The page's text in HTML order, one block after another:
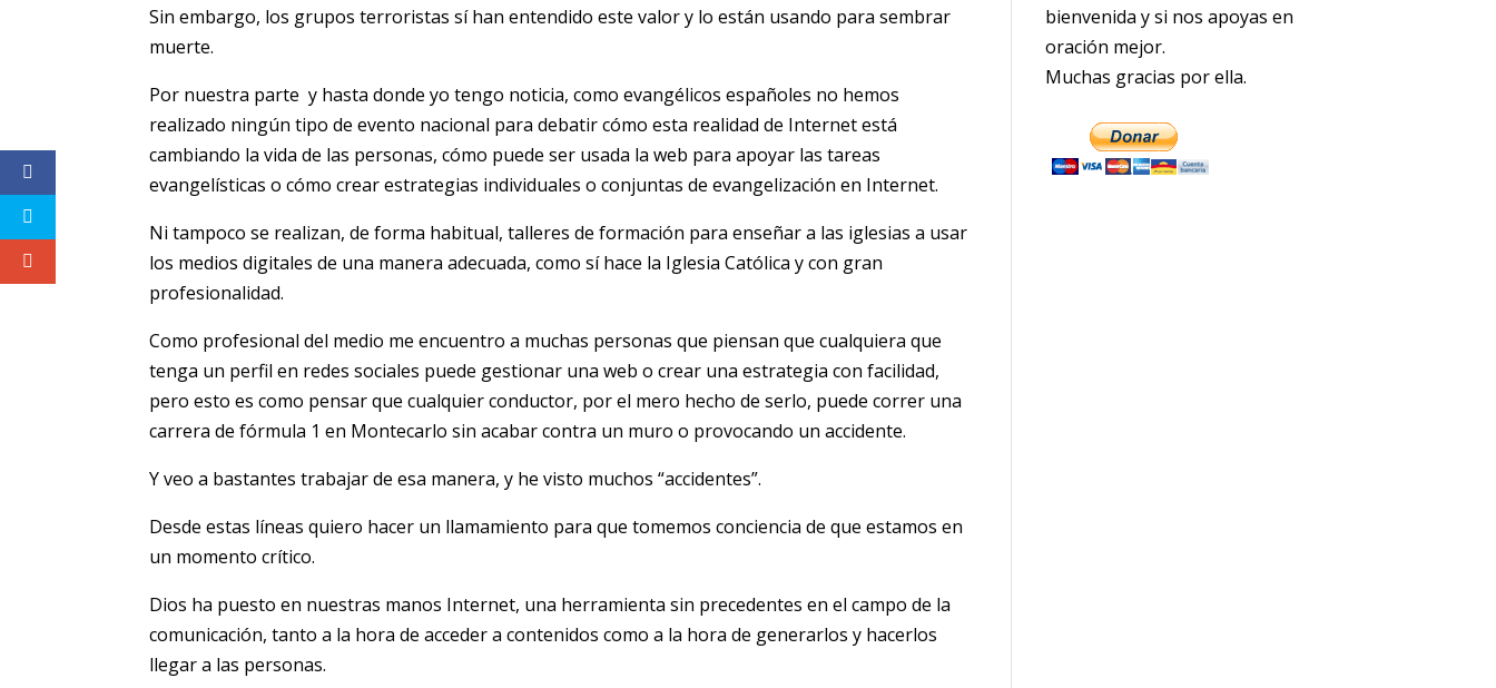
Sin embargo, los grupos terroristas sí han entendido este valor y lo están usando para sembrar
muerte.
Por nuestra parte y hasta donde yo tengo noticia, como evangélicos españoles no hemos
realizado ningún tipo de evento nacional para debatir cómo esta realidad de Internet está
cambiando la vida de las personas, cómo puede ser usada la web para apoyar las tareas
evangelísticas o cómo crear estrategias individuales o conjuntas de evangelización en Internet.
Ni tampoco se realizan, de forma habitual, talleres de formación para enseñar a las iglesias a usar
los medios digitales de una manera adecuada, como sí hace la Iglesia Católica y con gran
profesionalidad.
Como profesional del medio me encuentro a muchas personas que piensan que cualquiera que
tenga un perfil en redes sociales puede gestionar una web o crear una estrategia con facilidad,
pero esto es como pensar que cualquier conductor, por el mero hecho de serlo, puede correr una
carrera de fórmula 1 en Montecarlo sin acabar contra un muro o provocando un accidente.
Y veo a bastantes trabajar de esa manera, y he visto muchos “accidentes”.
Desde estas líneas quiero hacer un llamamiento para que tomemos conciencia de que estamos en
un momento crítico.
Dios ha puesto en nuestras manos Internet, una herramienta sin precedentes en el campo de la
comunicación, tanto a la hora de acceder a contenidos como a la hora de generarlos y hacerlos
llegar a las personas.
bienvenida y si nos apoyas en
oración mejor.
Muchas gracias por ella.